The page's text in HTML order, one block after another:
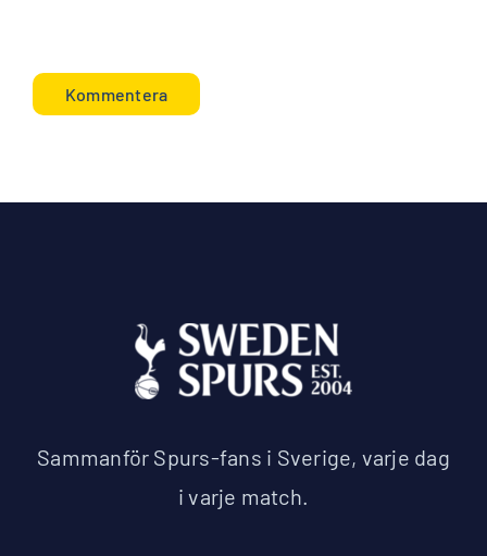
Sammanför Spurs-fans i Sverige, varje dag
i varje match.